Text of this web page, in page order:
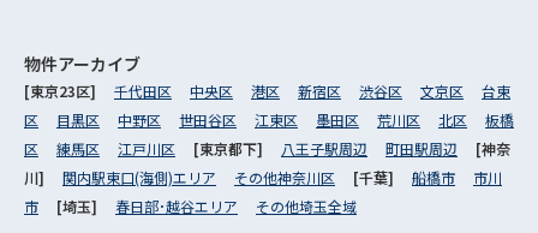
物件アーカイブ
[東京23区] 千代田区 中央区 港区 新宿区 渋谷区 文京区
台東
区
目黒区 中野区 世田谷区 江東区 墨田区 荒川区 北区
板橋
区
練馬区 江戸川区 [東京都下] 八王子駅周辺 町田駅周辺
[神奈
川] 関内駅東口(海側)エリア その他神奈川区 [千葉] 船橋市
市川
市
[埼玉] 春日部･越谷エリア その他埼玉全域